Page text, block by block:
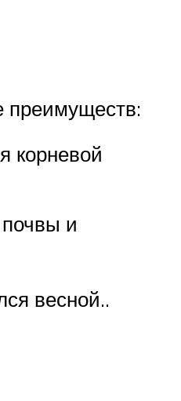
преимуществ:
корневой
и
весной..